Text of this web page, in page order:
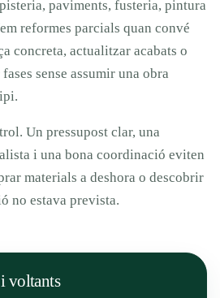
paviments, fusteria, pintura
reformes parcials quan convé
concreta, actualitzar acabats o
sense assumir una obra
Un pressupost clar, una
i una bona coordinació eviten
materials a deshora o descobrir
no estava prevista.
voltants